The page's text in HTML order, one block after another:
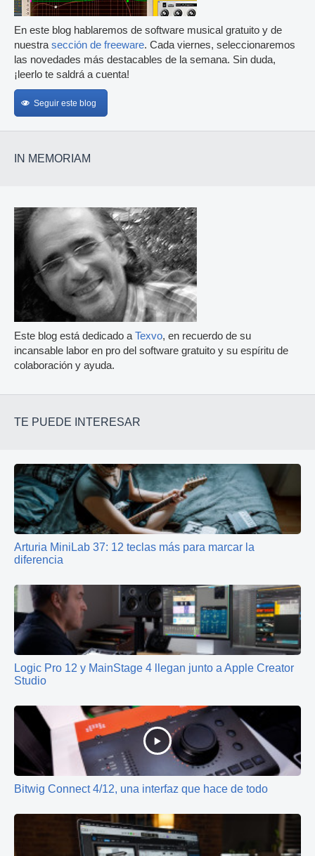
En este blog hablaremos de software musical gratuito y de
nuestra sección de freeware. Cada viernes, seleccionaremos
las novedades más destacables de la semana. Sin duda,
¡leerlo te saldrá a cuenta!
Seguir este blog
IN MEMORIAM
Este blog está dedicado a Texvo, en recuerdo de su
incansable labor en pro del software gratuito y su espíritu de
colaboración y ayuda.
TE PUEDE INTERESAR
Arturia MiniLab 37: 12 teclas más para marcar la
diferencia
Logic Pro 12 y MainStage 4 llegan junto a Apple Creator
Studio
Bitwig Connect 4/12, una interfaz que hace de todo